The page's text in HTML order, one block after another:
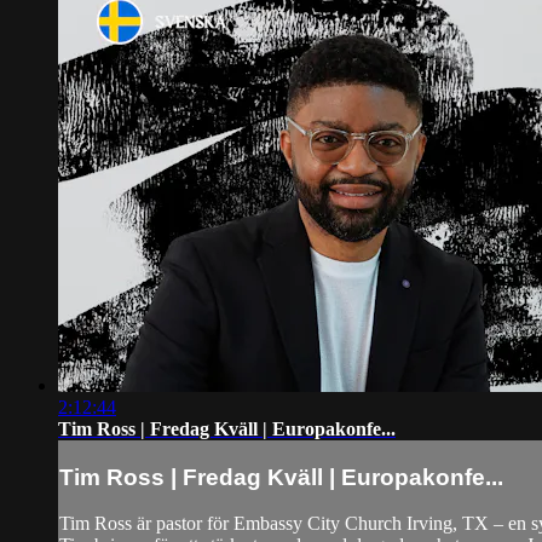
2:12:44
Tim Ross | Fredag Kväll | Europakonfe...
Tim Ross | Fredag Kväll | Europakonfe...
Tim Ross är pastor för Embassy City Church Irving, TX – en